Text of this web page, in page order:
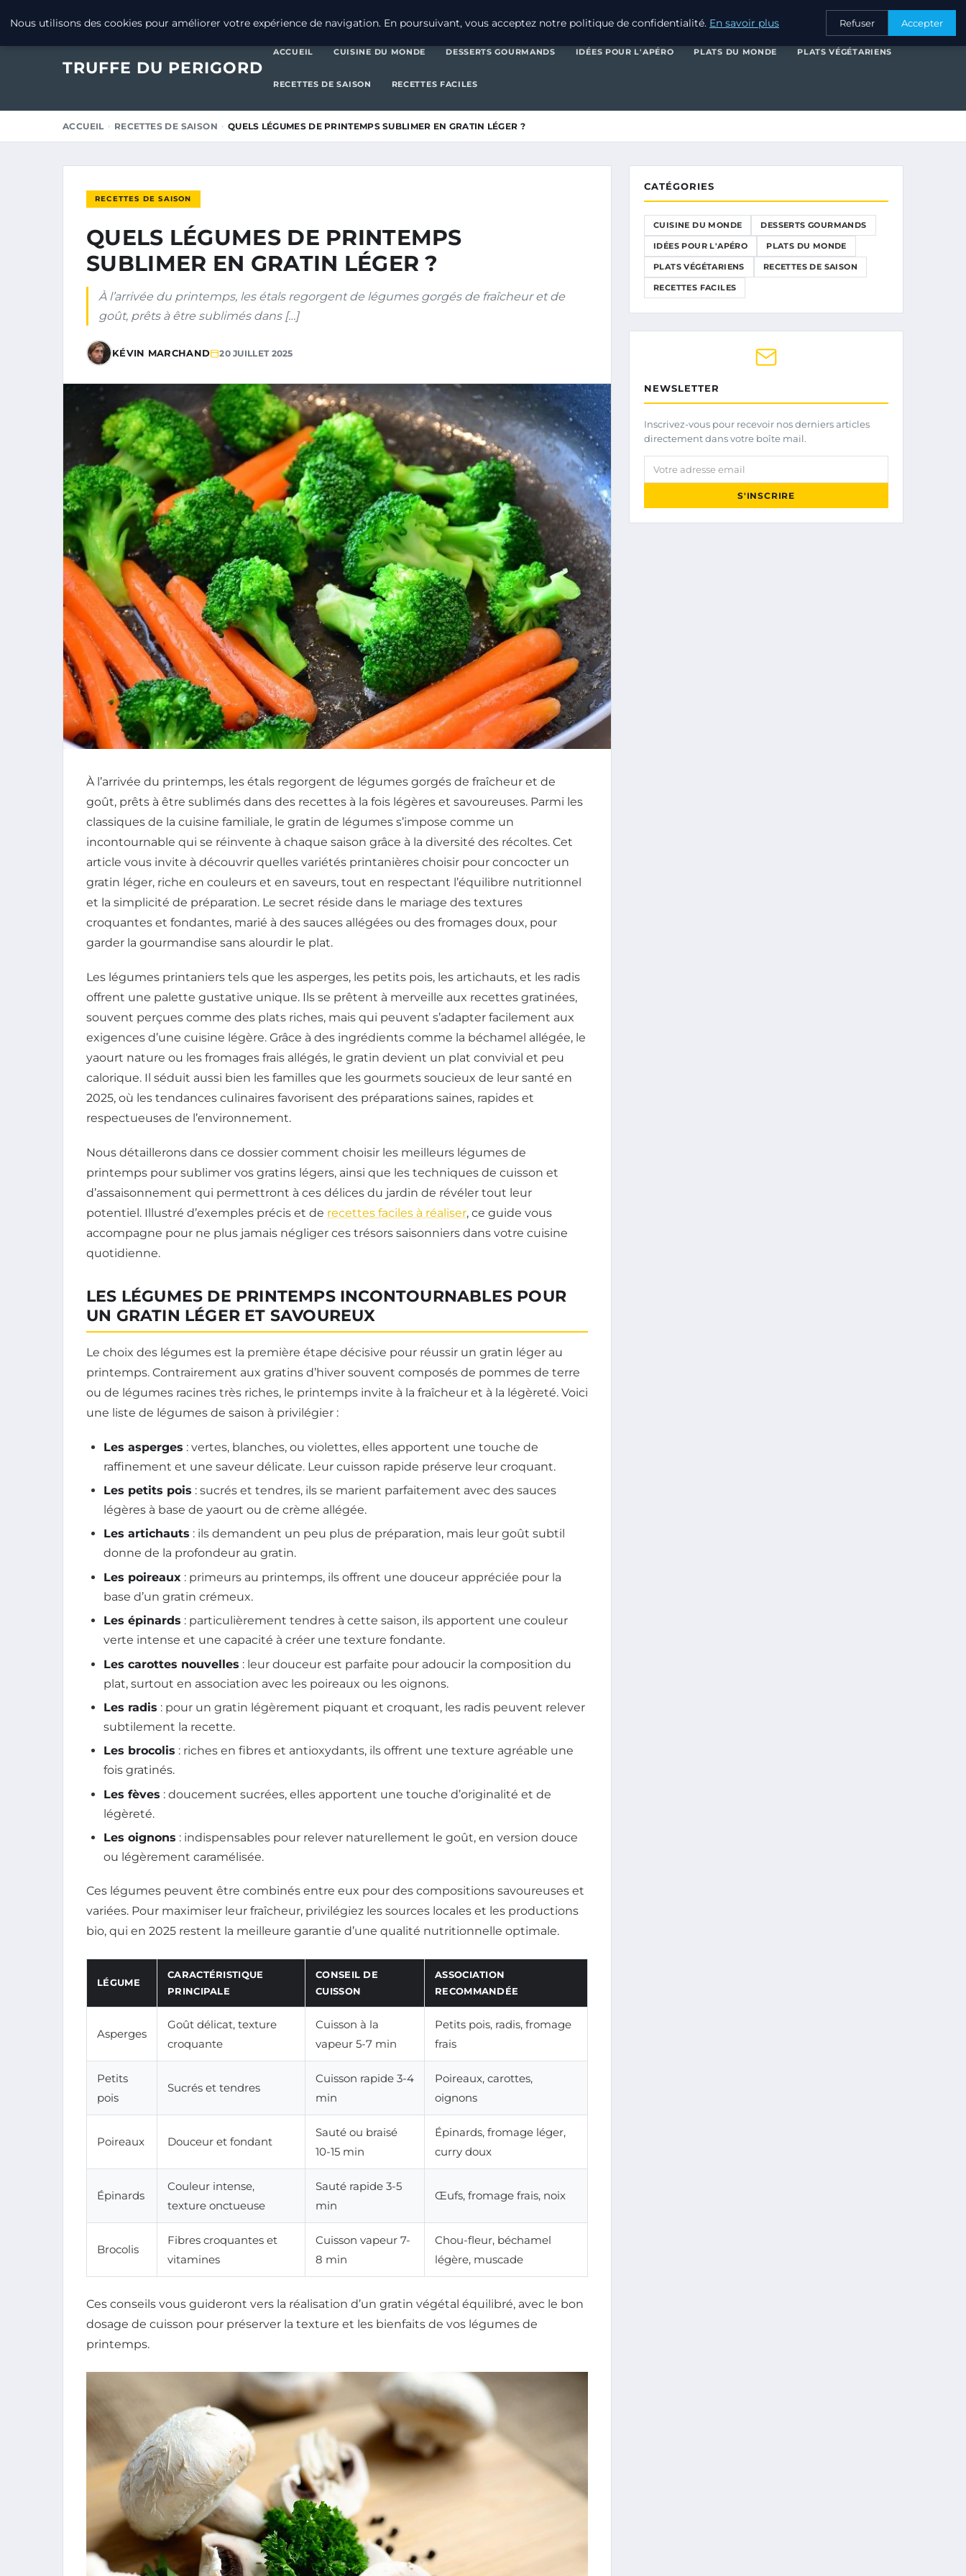
PLATS DU MONDE
TRUFFE DU PERIGORD
ACCUEIL CUISINE DU MONDE DESSERTS GOURMANDS IDÉES POUR L'APÉRO PLATS DU MONDE PLATS VÉGÉTARIENS
RECETTES DE SAISON RECETTES FACILES
ACCUEIL RECETTES DE SAISON QUELS LÉGUMES DE PRINTEMPS SUBLIMER EN GRATIN LÉGER ?
RECETTES DE SAISON
QUELS LÉGUMES DE PRINTEMPS
SUBLIMER EN GRATIN LÉGER ?
À l’arrivée du printemps, les étals regorgent de légumes gorgés de fraîcheur et de
goût, prêts à être sublimés dans […]
KÉVIN MARCHAND 20 JUILLET 2025
À l’arrivée du printemps, les étals regorgent de légumes gorgés de fraîcheur et de
goût, prêts à être sublimés dans des recettes à la fois légères et savoureuses. Parmi les
classiques de la cuisine familiale, le gratin de légumes s’impose comme un
incontournable qui se réinvente à chaque saison grâce à la diversité des récoltes. Cet
article vous invite à découvrir quelles variétés printanières choisir pour concocter un
gratin léger, riche en couleurs et en saveurs, tout en respectant l’équilibre nutritionnel
et la simplicité de préparation. Le secret réside dans le mariage des textures
croquantes et fondantes, marié à des sauces allégées ou des fromages doux, pour
garder la gourmandise sans alourdir le plat.
Les légumes printaniers tels que les asperges, les petits pois, les artichauts, et les radis
offrent une palette gustative unique. Ils se prêtent à merveille aux recettes gratinées,
souvent perçues comme des plats riches, mais qui peuvent s’adapter facilement aux
exigences d’une cuisine légère. Grâce à des ingrédients comme la béchamel allégée, le
yaourt nature ou les fromages frais allégés, le gratin devient un plat convivial et peu
calorique. Il séduit aussi bien les familles que les gourmets soucieux de leur santé en
2025, où les tendances culinaires favorisent des préparations saines, rapides et
respectueuses de l’environnement.
Nous détaillerons dans ce dossier comment choisir les meilleurs légumes de
printemps pour sublimer vos gratins légers, ainsi que les techniques de cuisson et
d’assaisonnement qui permettront à ces délices du jardin de révéler tout leur
potentiel. Illustré d’exemples précis et de recettes faciles à réaliser, ce guide vous
accompagne pour ne plus jamais négliger ces trésors saisonniers dans votre cuisine
quotidienne.
LES LÉGUMES DE PRINTEMPS INCONTOURNABLES POUR
UN GRATIN LÉGER ET SAVOUREUX
Le choix des légumes est la première étape décisive pour réussir un gratin léger au
printemps. Contrairement aux gratins d’hiver souvent composés de pommes de terre
ou de légumes racines très riches, le printemps invite à la fraîcheur et à la légèreté. Voici
une liste de légumes de saison à privilégier :
Les asperges : vertes, blanches, ou violettes, elles apportent une touche de
raffinement et une saveur délicate. Leur cuisson rapide préserve leur croquant.
Les petits pois : sucrés et tendres, ils se marient parfaitement avec des sauces
légères à base de yaourt ou de crème allégée.
Les artichauts : ils demandent un peu plus de préparation, mais leur goût subtil
donne de la profondeur au gratin.
Les poireaux : primeurs au printemps, ils offrent une douceur appréciée pour la
base d’un gratin crémeux.
Les épinards : particulièrement tendres à cette saison, ils apportent une couleur
verte intense et une capacité à créer une texture fondante.
Les carottes nouvelles : leur douceur est parfaite pour adoucir la composition du
plat, surtout en association avec les poireaux ou les oignons.
Les radis : pour un gratin légèrement piquant et croquant, les radis peuvent relever
subtilement la recette.
Les brocolis : riches en fibres et antioxydants, ils offrent une texture agréable une
fois gratinés.
Les fèves : doucement sucrées, elles apportent une touche d’originalité et de
légèreté.
Les oignons : indispensables pour relever naturellement le goût, en version douce
ou légèrement caramélisée.
Ces légumes peuvent être combinés entre eux pour des compositions savoureuses et
variées. Pour maximiser leur fraîcheur, privilégiez les sources locales et les productions
bio, qui en 2025 restent la meilleure garantie d’une qualité nutritionnelle optimale.
LÉGUME
CARACTÉRISTIQUE
PRINCIPALE
CONSEIL DE
CUISSON
ASSOCIATION
RECOMMANDÉE
Asperges
Goût délicat, texture
croquante
Cuisson à la
vapeur 5-7 min
Petits pois, radis, fromage
frais
Petits
pois
Sucrés et tendres
Cuisson rapide 3-4
min
Poireaux, carottes,
oignons
Poireaux Douceur et fondant
Sauté ou braisé
10-15 min
Épinards, fromage léger,
curry doux
Épinards
Couleur intense,
texture onctueuse
Sauté rapide 3-5
min
Œufs, fromage frais, noix
Brocolis
Fibres croquantes et
vitamines
Cuisson vapeur 7-
8 min
Chou-fleur, béchamel
légère, muscade
Ces conseils vous guideront vers la réalisation d’un gratin végétal équilibré, avec le bon
dosage de cuisson pour préserver la texture et les bienfaits de vos légumes de
printemps.
CATÉGORIES
CUISINE DU MONDE DESSERTS GOURMANDS
IDÉES POUR L'APÉRO PLATS DU MONDE
PLATS VÉGÉTARIENS RECETTES DE SAISON
RECETTES FACILES
NEWSLETTER
Inscrivez-vous pour recevoir nos derniers articles
directement dans votre boîte mail.
Votre adresse email
S'INSCRIRE
Nous utilisons des cookies pour améliorer votre expérience de navigation. En poursuivant, vous acceptez notre politique de confidentialité. En savoir plus Refuser Accepter